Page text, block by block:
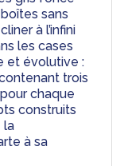
sans
à l’infini
les cases
et évolutive :
trois
chaque
construits
la
à sa